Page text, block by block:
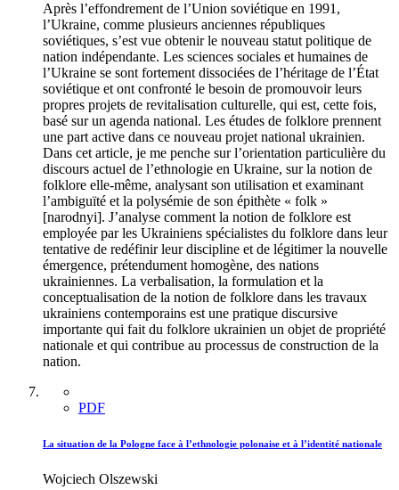
Après l’effondrement de l’Union soviétique en 1991,
l’Ukraine, comme plusieurs anciennes républiques
soviétiques, s’est vue obtenir le nouveau statut politique de
nation indépendante. Les sciences sociales et humaines de
l’Ukraine se sont fortement dissociées de l’héritage de l’État
soviétique et ont confronté le besoin de promouvoir leurs
propres projets de revitalisation culturelle, qui est, cette fois,
basé sur un agenda national. Les études de folklore prennent
une part active dans ce nouveau projet national ukrainien.
Dans cet article, je me penche sur l’orientation particulière du
discours actuel de l’ethnologie en Ukraine, sur la notion de
folklore elle-même, analysant son utilisation et examinant
l’ambiguïté et la polysémie de son épithète « folk »
[narodnyi]. J’analyse comment la notion de folklore est
employée par les Ukrainiens spécialistes du folklore dans leur
tentative de redéfinir leur discipline et de légitimer la nouvelle
émergence, prétendument homogène, des nations
ukrainiennes. La verbalisation, la formulation et la
conceptualisation de la notion de folklore dans les travaux
ukrainiens contemporains est une pratique discursive
importante qui fait du folklore ukrainien un objet de propriété
nationale et qui contribue au processus de construction de la
nation.
PDF
La situation de la Pologne face à l’ethnologie polonaise et à l’identité nationale
Wojciech Olszewski